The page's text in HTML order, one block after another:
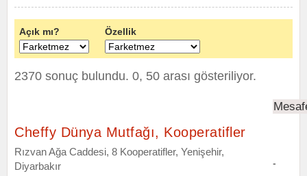
Açık mı? Özellik
2370 sonuç bulundu. 0, 50 arası gösteriliyor.
Cheffy Dünya Mutfağı, Kooperatifler
Rızvan Ağa Caddesi, 8 Kooperatifler, Yenişehir,
Diyarbakır
-